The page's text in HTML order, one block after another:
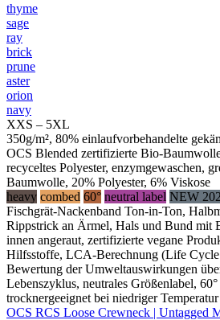
thyme
sage
ray
brick
prune
aster
orion
navy
XXS – 5XL
350g/m², 80% einlaufvorbehandelte
OCS Blended zertifizierte Bio-
recyceltes Polyester, enzymgewaschen,
Baumwolle, 20% Polyester, 6% Viskose
heavy combed 60° neutral label NEW
Fischgrät-Nackenband Ton-in-Ton,
Rippstrick an Ärmel, Hals und Bund mit
innen angeraut, zertifizierte vegane
Hilfsstoffe, LCA-Berechnung (Life Cycle
Bewertung der Umweltauswirkungen
Lebenszyklus, neutrales Größenlabel, 60°
trocknergeeignet bei niedriger Temperatur
OCS RCS Loose Crewneck | Untagged